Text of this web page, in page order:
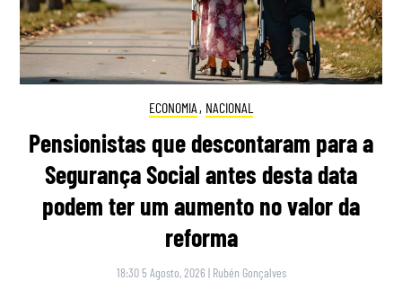
ECONOMIA , NACIONAL
Pensionistas que descontaram para a
Segurança Social antes desta data
podem ter um aumento no valor da
reforma
18:30 5 Agosto, 2026 | Rubén Gonçalves